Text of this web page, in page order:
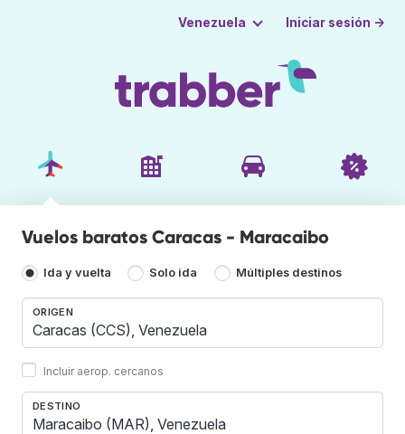
Venezuela Iniciar sesión →
Vuelos baratos Caracas - Maracaibo
Ida y vuelta Solo ida Múltiples destinos
ORIGEN
Incluir aerop. cercanos
DESTINO